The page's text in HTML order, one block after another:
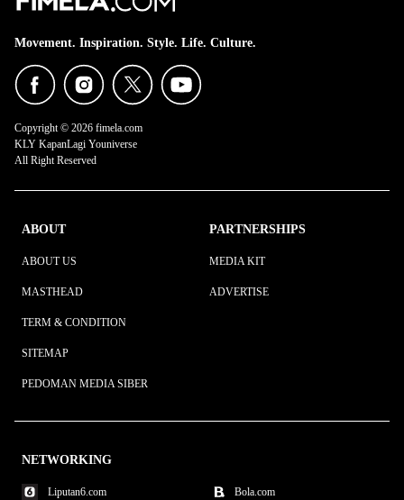
Movement. Inspiration. Style. Life. Culture.
Copyright © 2026 fimela.com
KLY KapanLagi Youniverse
All Right Reserved
ABOUT
ABOUT US
MASTHEAD
TERM & CONDITION
SITEMAP
PEDOMAN MEDIA SIBER
PARTNERSHIPS
MEDIA KIT
ADVERTISE
NETWORKING
Liputan6.com Bola.com